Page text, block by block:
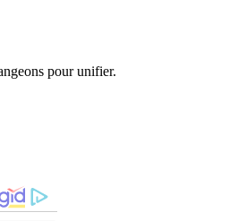
pour unifier.